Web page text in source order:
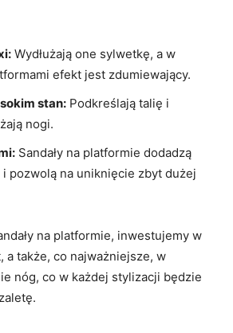
Wydłużają one sylwetkę, a w
efekt jest zdumiewający.
stan: Podkreślają talię i
nogi.
Sandały na platformie dodadzą
pozwolą na uniknięcie zbyt dużej
na platformie, inwestujemy w
a także, co najważniejsze, w
nóg, co w każdej stylizacji będzie